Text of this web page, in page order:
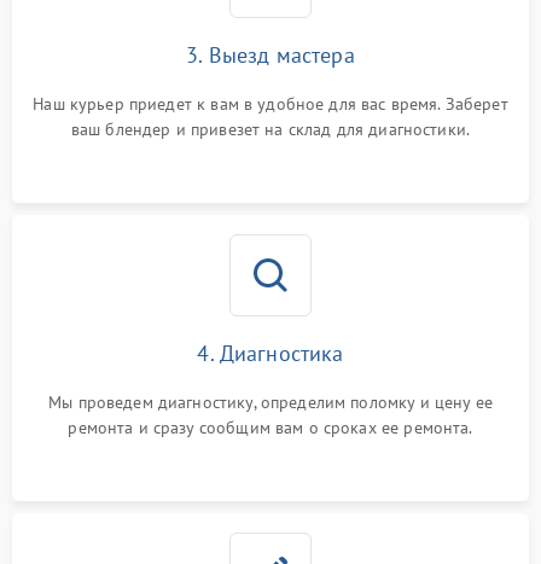
3. Выезд мастера
Наш курьер приедет к вам в удобное для вас время. Заберет
ваш блендер и привезет на склад для диагностики.
4. Диагностика
Мы проведем диагностику, определим поломку и цену ее
ремонта и сразу сообщим вам о сроках ее ремонта.